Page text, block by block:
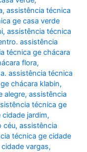
,assistência técnica
ge casa verde
,assistência técnica
assistência
técnica ge chácara
flora,
assistência técnica
chácara klabin,
alegre,assistência
técnica ge
jardim,
céu,assistência
técnica ge cidade
vargas,